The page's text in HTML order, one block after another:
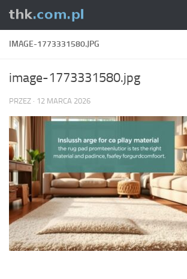
Skip to content
IMAGE-1773331580.JPG
image-1773331580.jpg
PRZEZ · 12 MARCA 2026